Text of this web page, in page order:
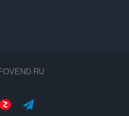
Яндес.ДзенTelegram